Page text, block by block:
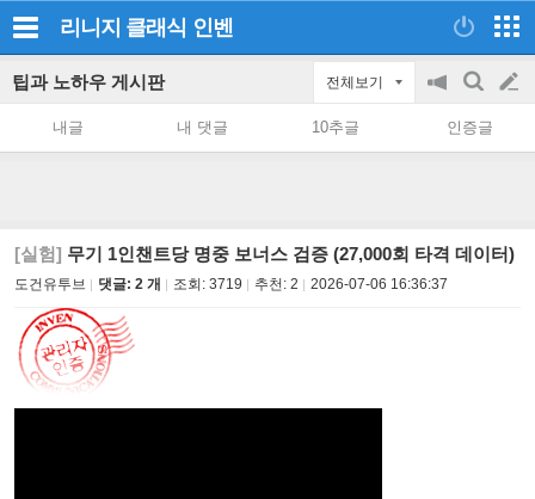
리니지 클래식 인벤
팁과 노하우 게시판 전체보기
공
on/off
검
색
글
쓰
내글 내 댓글 10추글 인증글
[실험] 무기 1인챈트당 명중 보너스 검증 (27,000회 타격 데이터)
도건유투브 댓글: 2 개 조회: 3719 추천: 2 2026-07-06 16:36:37